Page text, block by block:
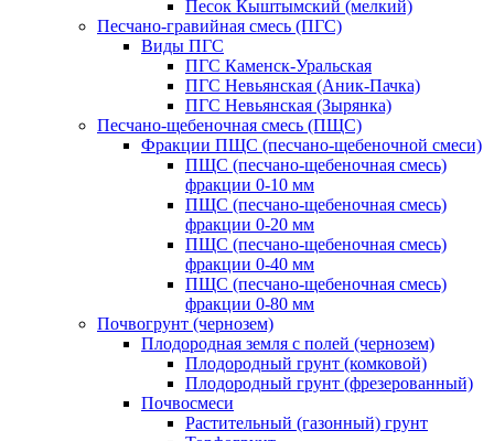
Песок Кыштымский (мелкий)
Песчано-гравийная смесь (ПГС)
Виды ПГС
ПГС Каменск-Уральская
ПГС Невьянская (Аник-Пачка)
ПГС Невьянская (Зырянка)
Песчано-щебеночная смесь (ПЩС)
Фракции ПЩС (песчано-щебеночной смеси)
ПЩС (песчано-щебеночная смесь)
фракции 0-10 мм
ПЩС (песчано-щебеночная смесь)
фракции 0-20 мм
ПЩС (песчано-щебеночная смесь)
фракции 0-40 мм
ПЩС (песчано-щебеночная смесь)
фракции 0-80 мм
Почвогрунт (чернозем)
Плодородная земля с полей (чернозем)
Плодородный грунт (комковой)
Плодородный грунт (фрезерованный)
Почвосмеси
Растительный (газонный) грунт